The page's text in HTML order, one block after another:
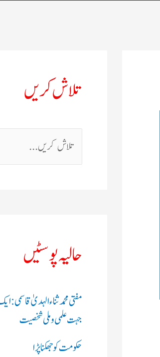
تلاش کریں
ت
ل
ر
ی
ں
:
حالیہ پوسٹیں
مفتی محمد ثناء الہدیٰ قاسمی:
جہت علمی و ملی شخصیت
حکومت کو جھکنا پڑا